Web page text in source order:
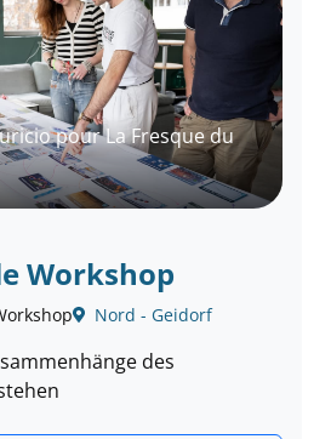
Workshop
Nord - Geidorf
des
pour La Fresque du